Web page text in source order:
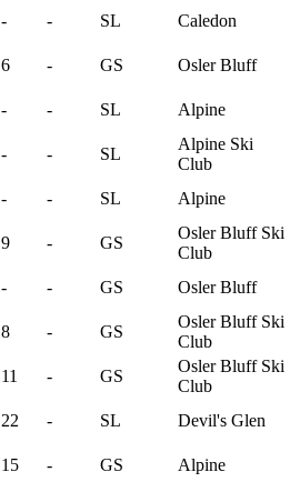
- - SL Caledon
6 - GS Osler Bluff
- - SL Alpine
- - SL
Alpine Ski
Club
- - SL Alpine
9 - GS
Osler Bluff Ski
Club
- - GS Osler Bluff
8 - GS
Osler Bluff Ski
Club
11 - GS
Osler Bluff Ski
Club
22 - SL Devil's Glen
15 - GS Alpine